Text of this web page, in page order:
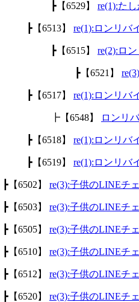
┣【6529】 re(1):た
┣【6513】 re(1):ロンリバ
┣【6515】 re(2):ロ
┣【6521】
┣【6517】 re(1):ロンリバ
┣【6548】 ロンリ
┣【6518】 re(1):ロンリバ
┣【6519】 re(1):ロンリバ
┣【6502】 re(3):子供のLINEチ
┣【6503】 re(3):子供のLINEチ
┣【6505】 re(3):子供のLINEチ
┣【6510】 re(3):子供のLINEチ
┣【6512】 re(3):子供のLINEチ
┣【6520】 re(3):子供のLINEチ